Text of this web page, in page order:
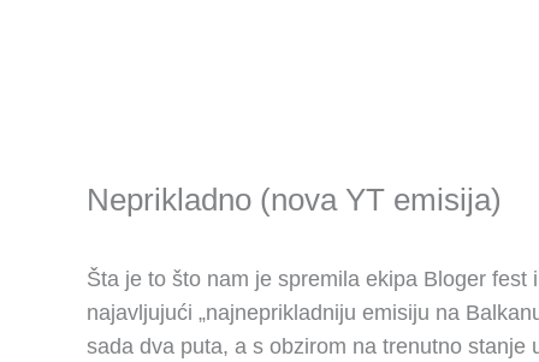
Neprikladno (nova YT emisija)
Šta je to što nam je spremila ekipa Bloger
najavljujući „najneprikladniju emisiju na
sada dva puta, a s obzirom na trenutno